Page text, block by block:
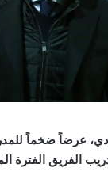
عرضاً ضخماً
الفريق الفترة